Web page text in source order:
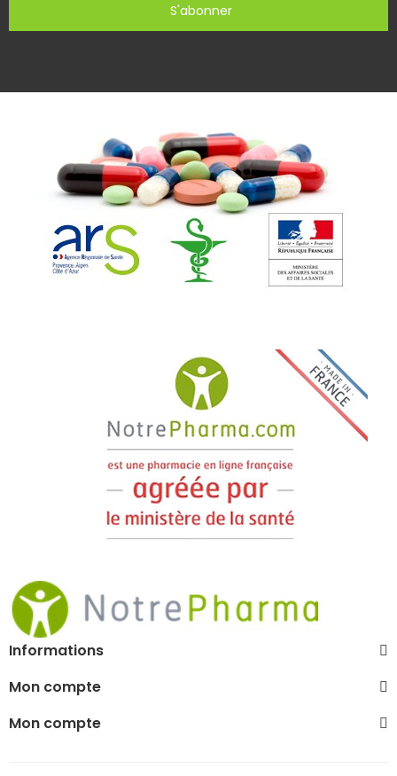
S'abonner
Informations
Mon compte
Mon compte